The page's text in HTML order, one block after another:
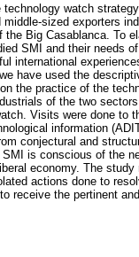
watch
sized exporters
the Big Casablanca. To
SMI and their needs
international
have used the
the practice of the
of the two
Visits were done to
information
conjectural and
is conscious of the
economy. The
actions done to
receive the pertinent